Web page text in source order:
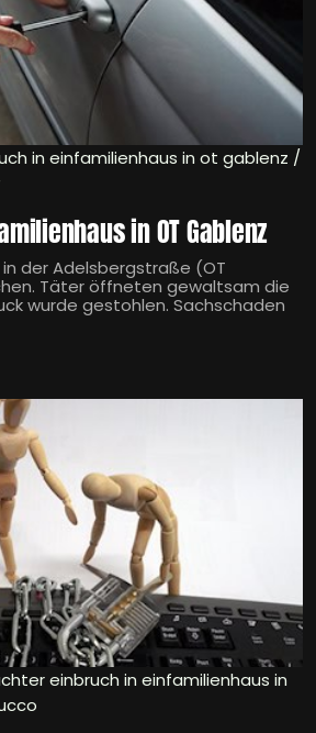
in einfamilienhaus in ot gablenz /
in OT Gablenz
in der Adelsbergstraße (OT
Täter öffneten gewaltsam die
wurde gestohlen. Sachschaden
einbruch in einfamilienhaus in